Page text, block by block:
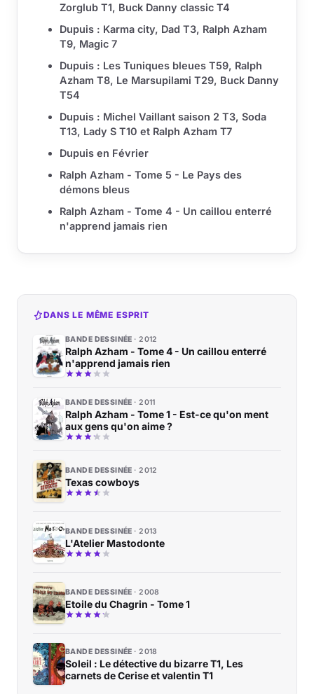
Zorglub T1, Buck Danny classic T4
Dupuis : Karma city, Dad T3, Ralph Azham
T9, Magic 7
Dupuis : Les Tuniques bleues T59, Ralph
Azham T8, Le Marsupilami T29, Buck Danny
T54
Dupuis : Michel Vaillant saison 2 T3, Soda
T13, Lady S T10 et Ralph Azham T7
Dupuis en Février
Ralph Azham - Tome 5 - Le Pays des
démons bleus
Ralph Azham - Tome 4 - Un caillou enterré
n'apprend jamais rien
DANS LE MÊME ESPRIT
BANDE DESSINÉE 2012
Ralph Azham - Tome 4 - Un caillou enterré
n'apprend jamais rien
BANDE DESSINÉE 2011
Ralph Azham - Tome 1 - Est-ce qu'on ment
aux gens qu'on aime ?
BANDE DESSINÉE 2012
Texas cowboys
BANDE DESSINÉE 2013
L'Atelier Mastodonte
BANDE DESSINÉE 2008
Etoile du Chagrin - Tome 1
BANDE DESSINÉE 2018
Soleil : Le détective du bizarre T1, Les
carnets de Cerise et valentin T1